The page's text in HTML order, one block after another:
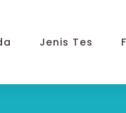
Jenis Tes